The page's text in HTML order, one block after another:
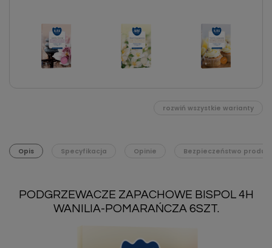
rozwiń wszystkie warianty
Opis Specyfikacja Opinie Bezpieczeństwo
PODGRZEWACZE ZAPACHOWE BISPOL 4H
WANILIA-POMARAŃCZA 6SZT.